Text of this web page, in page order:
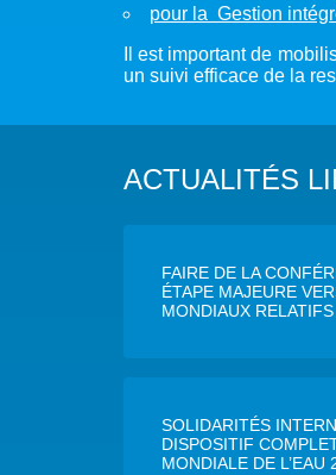
pour la Gestion
Il est important de
un suivi efficace de la
ACTUALITÉS
FAIRE DE LA
ÉTAPE MAJEURE
MONDIAUX RELATIFS
SOLIDARITÉS
DISPOSITIF
MONDIALE DE L’EAU